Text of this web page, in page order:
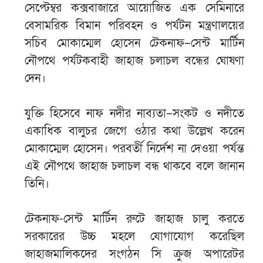
সেপ্টেম্বর কক্সবাজারে আয়োজিত এক সেমিনারে
বেসামরিক বিমান পরিবহন ও পর্যটন মন্ত্রণালয়ের
সচিব মোকাম্মেল হোসেন টেকনাফ–সেন্ট মার্টিন
নৌপথে পর্যটকবাহী জাহাজ চলাচল বন্ধের ঘোষণা
দেন।
যুক্তি হিসেবে নাফ নদীর নাব্যতা–সংকট ও নদীতে
একাধিক বালুচর জেগে ওঠার কথা উল্লেখ করেন
মোকাম্মেল হোসেন। পরবর্তী নির্দেশ না দেওয়া পর্যন্ত
এই নৌপথে জাহাজ চলাচল বন্ধ থাকবে বলে জানান
তিনি।
টেকনাফ-সেন্ট মার্টিন রুটে জাহাজ চালু করতে
সরকারের উচ্চ মহলে যোগাযোগ করেছিল
জাহাজমালিকদের সংগঠন সি ক্রুজ অপারেটর